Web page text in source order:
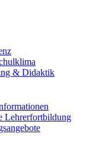
& Didaktik
Lehrerfortbildung